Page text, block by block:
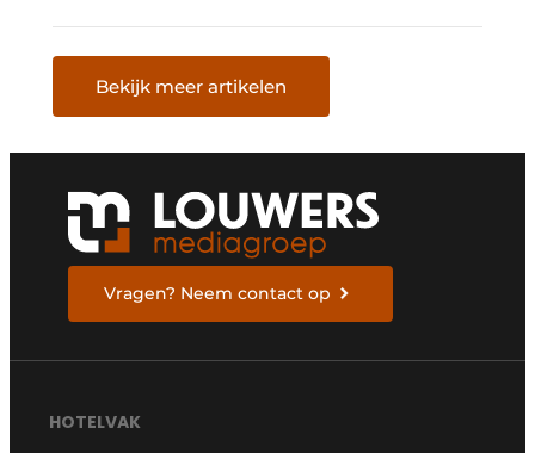
Bekijk meer artikelen
Vragen? Neem contact op
HOTELVAK